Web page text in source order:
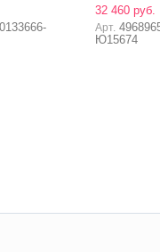
32 460 руб.
Арт.
Ю15674